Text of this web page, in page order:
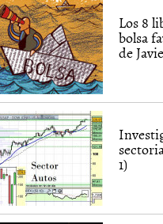
Los 8
bolsa
de
1)